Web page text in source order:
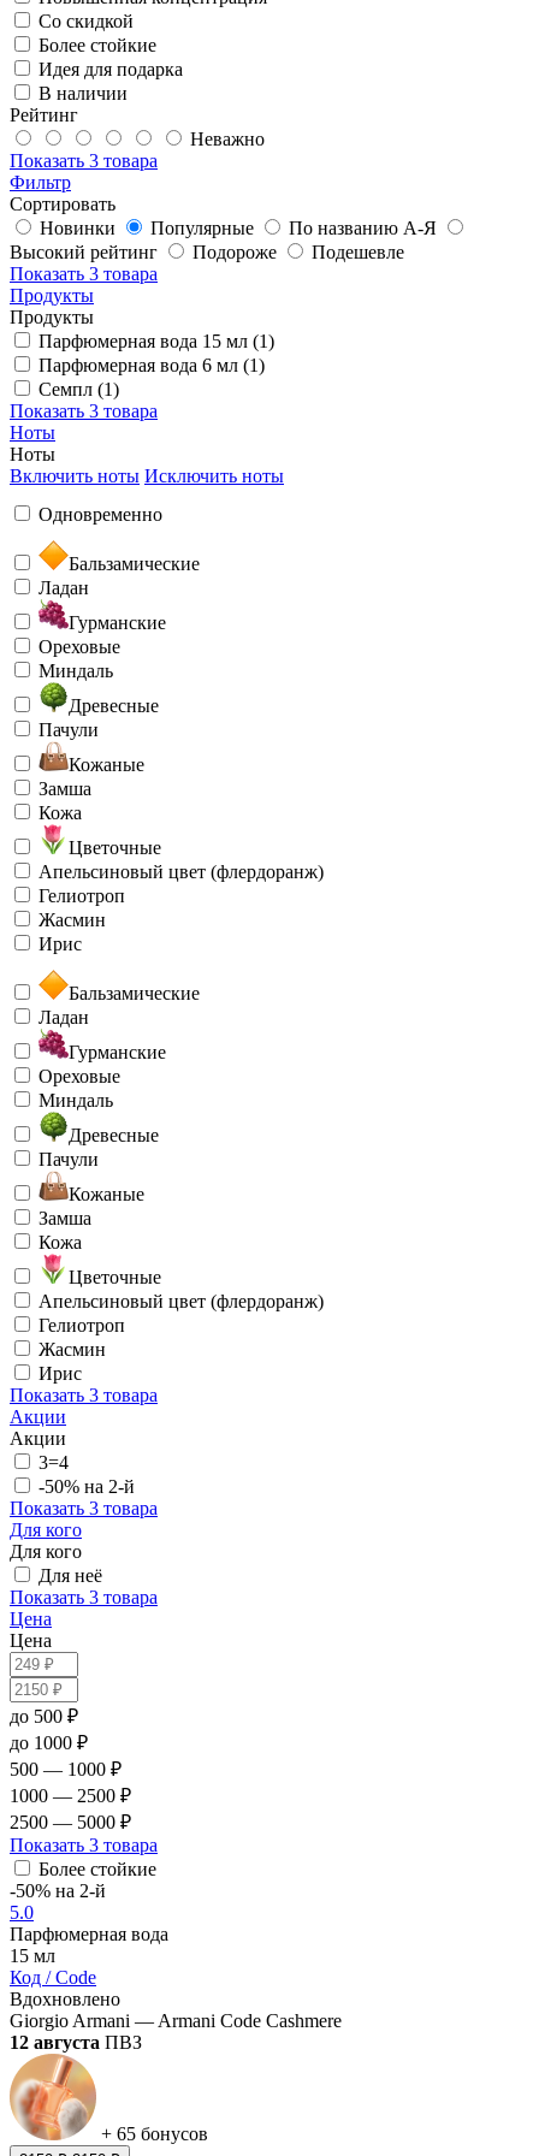
Со скидкой
Более стойкие
Идея для подарка
В наличии
Рейтинг
Неважно
Показать 3 товара
Фильтр
Сортировать
Новинки
Популярные
По названию А-Я
Высокий рейтинг
Подороже
Подешевле
Показать 3 товара
Продукты
Продукты
Парфюмерная вода 15 мл (1)
Парфюмерная вода 6 мл (1)
Семпл (1)
Показать 3 товара
Ноты
Ноты
Включить ноты Исключить ноты
Одновременно
Бальзамические
Ладан
Гурманские
Ореховые
Миндаль
Древесные
Пачули
Кожаные
Замша
Кожа
Цветочные
Апельсиновый цвет (флердоранж)
Гелиотроп
Жасмин
Ирис
Бальзамические
Ладан
Гурманские
Ореховые
Миндаль
Древесные
Пачули
Кожаные
Замша
Кожа
Цветочные
Апельсиновый цвет (флердоранж)
Гелиотроп
Жасмин
Ирис
Показать 3 товара
Акции
Акции
3=4
-50% на 2-й
Показать 3 товара
Для кого
Для кого
Для неё
Показать 3 товара
Цена
Цена
до 500 ₽
до 1000 ₽
500 — 1000 ₽
1000 — 2500 ₽
2500 — 5000 ₽
Показать 3 товара
Более стойкие
-50% на 2-й
5.0
Парфюмерная вода
15 мл
Код / Code
Вдохновлено
Giorgio Armani — Armani Code Cashmere
12 августа ПВЗ
+ 65 бонусов